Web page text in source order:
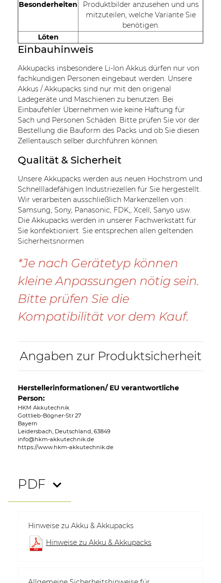
Besonderheiten
Produktbilder anzusehen und uns
mitzuteilen, welche Variante Sie
benötigen.
Löten
Einbauhinweis
Akkupacks insbesondere Li-Ion Akkus dürfen nur von
fachkundigen Personen eingebaut werden. Unsere
Akkus / Akkupacks sind nur mit den origenal
Ladegeräte und Maschienen zu benutzen. Bei
Einbaufehler Übernehmen wie keine Haftung für
Sach und Personen Schäden. Bitte prüfen Sie vor der
Bestellung die Bauform des Packs und ob Sie diesen
Zellentausch selber durchführen können.
Qualität & Sicherheit
Unsere Akkupacks werden aus neuen Hochstrom und
Schnellladefähigen Industriezellen für Sie hergestellt.
Wir verarbeiten ausschließlich Markenzellen von :
Samsung, Sony, Panasonic, FDK,, Xcell, Sanyo usw.
Die Akkupacks werden in unserer Fachwerkstatt für
Sie konfektioniert. Sie entsprechen allen geltenden
Sicherheitsnormen
*Je nach Gerätetyp können
kleine Anpassungen nötig sein.
Bitte prüfen Sie die
Kompatibilität vor dem Kauf.
Angaben zur Produktsicherheit
Herstellerinformationen/ EU verantwortliche
Person:
HKM Akkutechnik
Gottlieb-Bögner-Str 27
Bayern
Leidersbach, Deutschland, 63849
info@hkm-akkutechnik.de
https://www.hkm-akkutechnik.de
PDF
Hinweise zu Akku & Akkupacks
Hinweise zu Akku & Akkupacks